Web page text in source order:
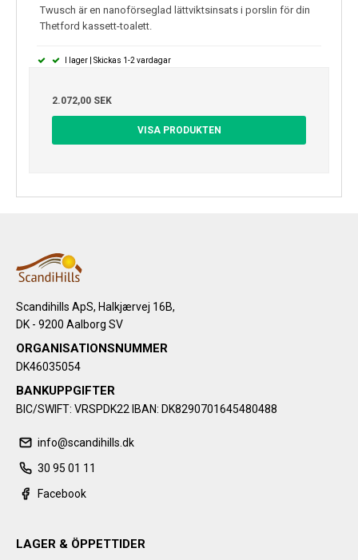
Twusch är en nanoförseglad lättviktsinsats i porslin för din
Thetford kassett-toalett.
I lager | Skickas 1-2 vardagar
2.072,00 SEK
VISA PRODUKTEN
Scandihills ApS, Halkjærvej 16B,
DK - 9200 Aalborg SV
ORGANISATIONSNUMMER
DK46035054
BANKUPPGIFTER
BIC/SWIFT: VRSPDK22 IBAN: DK8290701645480488
info@scandihills.dk
30 95 01 11
Facebook
LAGER & ÖPPETTIDER